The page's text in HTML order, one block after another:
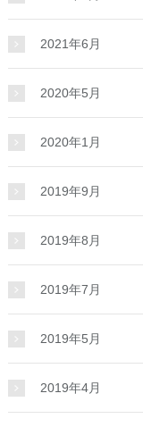
2021年6月
2020年5月
2020年1月
2019年9月
2019年8月
2019年7月
2019年5月
2019年4月